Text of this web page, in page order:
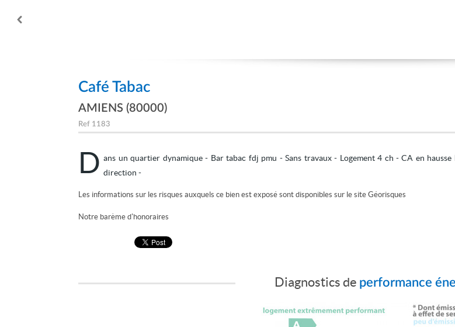
Café Tabac
AMIENS (80000)
Ref 1183
D ans un quartier dynamique - Bar tabac fdj pmu - Sans travaux - Logement 4 ch - CA en
direction -
Les informations sur les risques auxquels ce bien est exposé sont disponibles sur le siteGéorisques
Notre barème d'honoraires
Diagnostics de performance